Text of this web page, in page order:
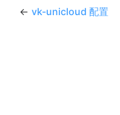
← vk-unicloud 配置